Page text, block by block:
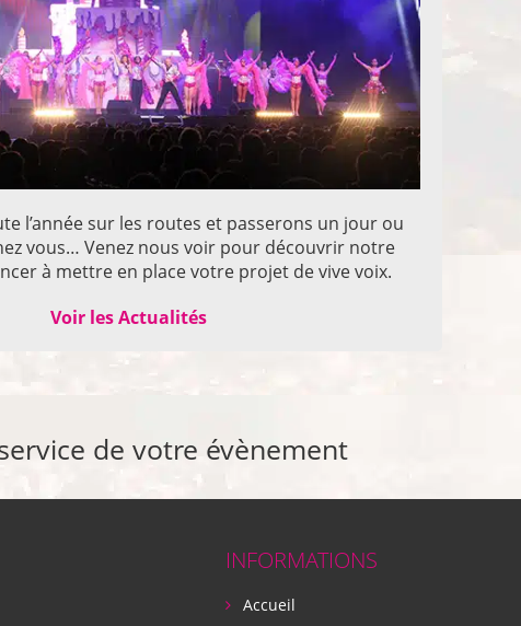
l’année sur les routes et passerons un jour ou
vous… Venez nous voir pour découvrir notre
à mettre en place votre projet de vive voix.
Voir les Actualités
de votre évènement
INFORMATIONS
Accueil